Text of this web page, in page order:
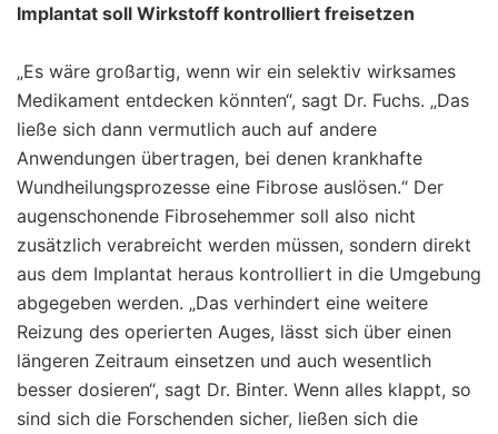
Implantat soll Wirkstoff kontrolliert freisetzen
„Es wäre großartig, wenn wir ein selektiv wirksames
Medikament entdecken könnten“, sagt Dr. Fuchs. „Das
ließe sich dann vermutlich auch auf andere
Anwendungen übertragen, bei denen krankhafte
Wundheilungsprozesse eine Fibrose auslösen.“ Der
augenschonende Fibrosehemmer soll also nicht
zusätzlich verabreicht werden müssen, sondern direkt
aus dem Implantat heraus kontrolliert in die Umgebung
abgegeben werden. „Das verhindert eine weitere
Reizung des operierten Auges, lässt sich über einen
längeren Zeitraum einsetzen und auch wesentlich
besser dosieren“, sagt Dr. Binter. Wenn alles klappt, so
sind sich die Forschenden sicher, ließen sich die